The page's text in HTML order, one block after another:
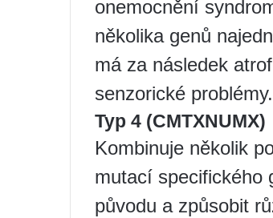
onemocnění
několika genů
má za následek
senzorické problémy.
Typ 4 (CMTXNUMX)
Kombinuje několik
mutací specifického
původu a způsobit